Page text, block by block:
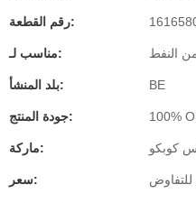
رقم القطعة:
مناسب لـ: النفط
بلد المنشأ: BE
جودة المنتج: 100%
ماركة: كوبكو
سعر: للتفاوض